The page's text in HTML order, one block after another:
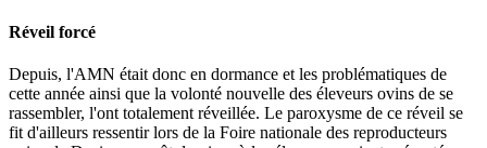
Réveil forcé
Depuis, l'AMN était donc en dormance et les problématiques de
cette année ainsi que la volonté nouvelle des éleveurs ovins de se
rassembler, l'ont totalement réveillée. Le paroxysme de ce réveil se
fit d'ailleurs ressentir lors de la Foire nationale des reproducteurs